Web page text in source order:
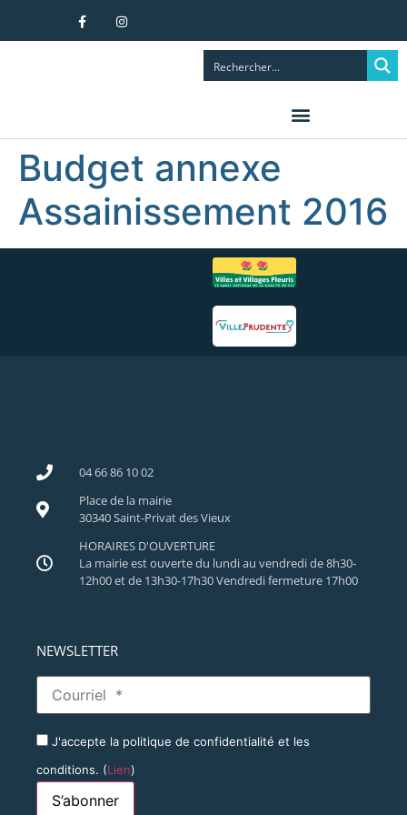
Budget annexe
Assainissement 2016
04 66 86 10 02
Place de la mairie
30340 Saint-Privat des Vieux
HORAIRES D'OUVERTURE
La mairie est ouverte du lundi au vendredi de 8h30-
12h00 et de 13h30-17h30 Vendredi fermeture 17h00
NEWSLETTER
J'accepte la politique de confidentialité et les
conditions. (Lien)